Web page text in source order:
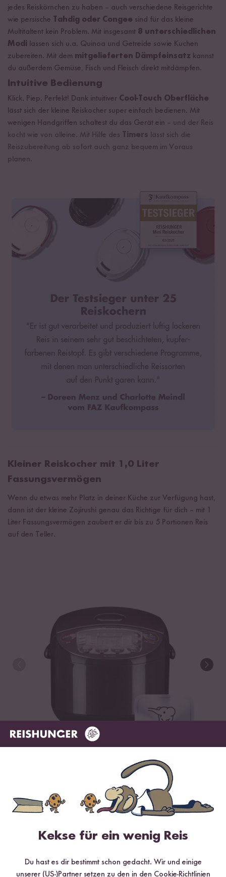
jedes Reiskörnchen zu haben – auch verschiedene Reisgerichte
wie persische
Tahdig oder Congee sind für das kleine
Multitaltent kein Problem. Mit insgesamt 8 unterschiedlichen
Modi lassen sich u.a. Quinoa und Getreide sowie Kuchen
zubereiten. Mit dem mitgelieferten Dämpfeinsatz kannst
du außerdem Gemüse, Fisch und Fleisch direkt mitdämpfen.
Intuitive Bedienung
Klick. Piep. Perfekt! Dank intuitiver Cool-Touch Oberfläche
lässt sich der kleine Reiskocher super einfach bedienen. Mit
wenigen Handgriffen schaltest du das Gerät ein – und der Reis
kocht wie von alleine. Mit Hilfe des
Timers lässt sich die
Reiszubereitung ab sofort auch ganz bequem im Voraus
planen.
Kleiner Reiskocher mit 1,0 Liter
Fassungsvermögen
Wenn du etwas mehr Platz in deiner Küche zur Verfügung hast,
dann ist der kleine Zojirushi genau das Richtige für dich – mit 1
Liter Fassungsvermögen zaubert er dir bis zu 5 Portionen Reis
auf den Teller.
31
Preise inkl. MwSt., Zölle, zzgl. Versandkosten
Kekse für ein wenig Reis
Du hast es dir bestimmt schon gedacht. Wir und einige
unserer (US-)Partner setzen zu den in den Cookie-Richtlinien